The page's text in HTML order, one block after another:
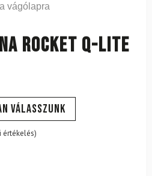
vágólapra
Rocket Q-Lite
válasszunk
értékelés)